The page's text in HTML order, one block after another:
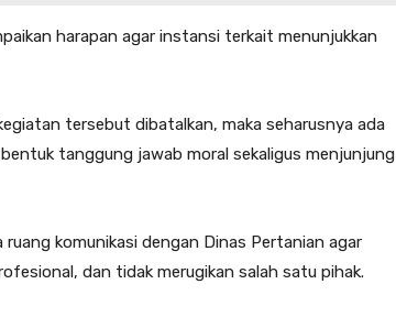
harapan agar instansi terkait menunjukkan
tersebut dibatalkan, maka seharusnya ada
tanggung jawab moral sekaligus menjunjung
komunikasi dengan Dinas Pertanian agar
dan tidak merugikan salah satu pihak.